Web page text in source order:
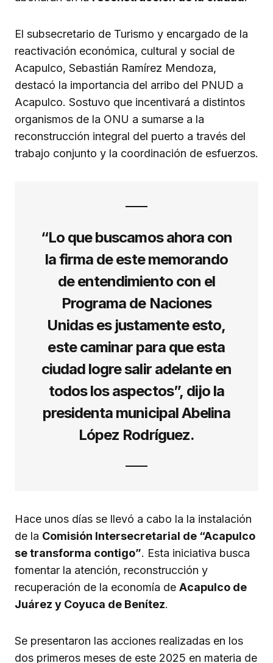
El subsecretario de Turismo y encargado de la
reactivación económica, cultural y social de
Acapulco, Sebastián Ramírez Mendoza,
destacó la importancia del arribo del PNUD a
Acapulco. Sostuvo que incentivará a distintos
organismos de la ONU a sumarse a la
reconstrucción integral del puerto a través del
trabajo conjunto y la coordinación de esfuerzos.
“Lo que buscamos ahora con
la firma de este memorando
de entendimiento con el
Programa de Naciones
Unidas es justamente esto,
este caminar para que esta
ciudad logre salir adelante en
todos los aspectos”, dijo la
presidenta municipal Abelina
López Rodríguez.
Hace unos días se llevó a cabo la la instalación
de la Comisión Intersecretarial de “Acapulco
se transforma contigo”. Esta iniciativa busca
fomentar la atención, reconstrucción y
recuperación de la economía de Acapulco de
Juárez y Coyuca de Benítez.
Se presentaron las acciones realizadas en los
dos primeros meses de este 2025 en materia de